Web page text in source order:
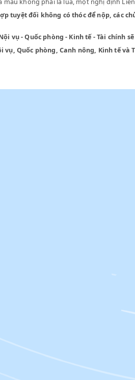
sau:
nộp hàng năm mỗi mẫu một số
màu không phải là lúa, một nghị
hợp tuyệt đối không có thóc để
vụ, Quốc phòng, Canh nông,